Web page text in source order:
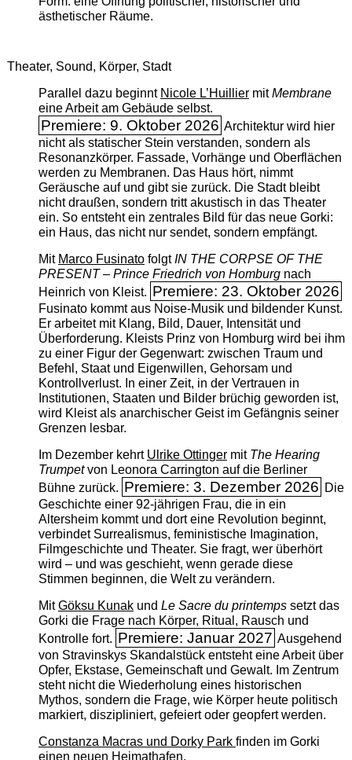
ästhetischer Räume.
Theater, Sound, Körper, Stadt
Parallel dazu beginnt Nicole L’Huilliermit ­Membrane
eine Arbeit am Gebäude selbst.
Premiere: 9. Oktober 2026 Architektur wird hier
nicht als statischer Stein verstanden, sondern als
Resonanzkörper. Fassade, Vorhänge und Oberflächen
werden zu Membranen. Das Haus hört, nimmt
Geräusche auf und gibt sie zurück. Die Stadt bleibt
nicht draußen, sondern tritt akustisch in das Theater
ein. So entsteht ein zentrales Bild für das neue Gorki:
ein Haus, das nicht nur sendet, sondern empfängt.
Mit Marco FusinatofolgtIN THE CORPSE OF THE
PRESENT – Prince Friedrich von Homburgnach
Heinrich von Kleist. Premiere: 23. Oktober 2026
Fusinato kommt aus Noise-Musik und bildender Kunst.
Er arbeitet mit Klang, Bild, Dauer, Intensität und
Überforderung. Kleists Prinz von Homburg wird bei ihm
zu einer Figur der Gegenwart: zwischen Traum und
Befehl, Staat und Eigenwillen, Gehorsam und
Kontrollverlust. In einer Zeit, in der Vertrauen in
Institutionen, Staaten und Bilder brüchig geworden ist,
wird Kleist als anarchischer Geist im Gefängnis seiner
Grenzen lesbar.
Im Dezember kehrt Ulrike Ottingermit The ­Hearing
Trumpetvon Leonora Carrington auf die Berliner
Bühne zurück. Premiere: 3. Dezember 2026 Die
Geschichte einer 92-jährigen Frau, die in ein
Altersheim kommt und dort eine Revolution beginnt,
verbindet Surrealismus, feministische Imagination,
Filmgeschichte und Theater. Sie fragt, wer überhört
wird – und was geschieht, wenn gerade diese
Stimmen beginnen, die Welt zu verändern.
MitGöksu Kunakund Le Sacre du printempssetzt das
Gorki die Frage nach Körper, Ritual, Rausch und
Kontrolle fort. Premiere: Januar 2027 Ausgehend
von Stravinskys Skandalstück entsteht eine Arbeit über
Opfer, Ekstase, Gemeinschaft und Gewalt. Im Zentrum
steht nicht die Wiederholung eines historischen
Mythos, sondern die Frage, wie Körper heute politisch
markiert, diszipliniert, gefeiert oder geopfert werden.
Constanza Macras und Dorky Park finden im Gorki
einen neuen Heimathafen.